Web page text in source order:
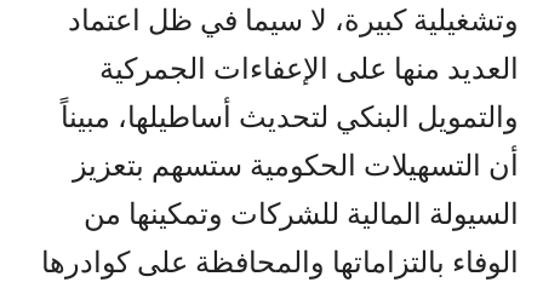
وتشغيلية كبيرة، لا سيما في ظل اعتماد
العديد منها على الإعفاءات الجمركية
والتمويل البنكي لتحديث أساطيلها، مبيناً
أن التسهيلات الحكومية ستسهم بتعزيز
السيولة المالية للشركات وتمكينها من
الوفاء بالتزاماتها والمحافظة على كوادرها